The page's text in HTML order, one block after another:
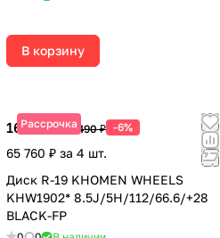
В корзину
Рассрочка
16 440 ₽17 490 ₽ -6%
65 760 ₽ за 4 шт.
Диск R-19 KHOMEN WHEELS
KHW1902* 8.5J/5H/112/66.6/+28
BLACK-FP